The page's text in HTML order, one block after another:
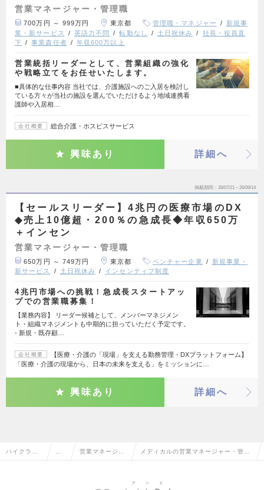
営業マネージャー・管理職
700万円 ～ 999万円 東京都 管理職・マネジャー
新規事
業・新サービス
英語力不問 転勤なし 土日祝休み
社長・役員直
下
事業責任者 年収600万以上
営業統括リーダーとして、営業組織の強化
や戦略立てをお任せいたします。
■具体的な仕事内容 当社では、介護施設へのご入居を検討し
ている方々が当社の施設を選んでいただけるよう地域連携看
護師や入居相…
会社概要 総合介護・ホスピスサービス
興味あり 詳細へ
掲載期間 26/07/21～26/09/14
【セールスリーダー】4兆円の医療市場のDX
◆売上10億超・200％の急成長◆年収650万
＋インセン
営業マネージャー・管理職
650万円 ～ 749万円 東京都 ベンチャー企業
新規事業・
新サービス
土日祝休み インセンティブ制度
4兆円市場への挑戦！急成長スタートアッ
プでの営業職募集！
【業務内容】 リーダー候補として、メンバーマネジメン
ト・組織マネジメントも中期的に担っていただく予定です。
- 新規・既存顧…
会社概要
【医療・介護の「現場」を支える勤務管理・DXプラットフォーム】
「医療・介護の現場から、日本の未来を支える」をミッションに…
興味あり 詳細へ
ハイクラス 営 営業マネージャ メディカルの営業マネージャー・管理